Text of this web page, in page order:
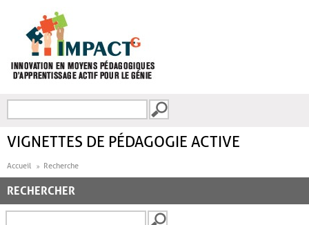
FORMULAIRE DE
VIGNETTES DE PÉDAGOGIE ACTIVE
Accueil Recherche
RECHERCHER